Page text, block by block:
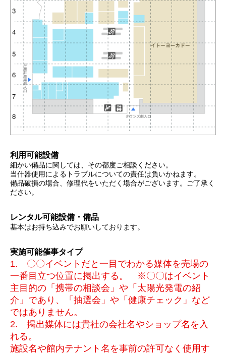
利用可能設備
細かい備品に関しては、その都度ご相談ください。
当什器使用によるトラブルについての責任は負いかねます。
備品破損の場合、修理代をいただく場合がございます。ご了承く
ださい。
レンタル可能設備・備品
基本はお持ち込みでお願いしております。
実施可能催事タイプ
1. 〇〇イベントだと一目でわかる媒体を売場の
一番目立つ位置に掲出する。 ※〇〇はイベント
主目的の「携帯の相談会」や「太陽光発電の紹
介」であり、「抽選会」や「健康チェック」など
ではありません。
2. 掲出媒体には貴社の会社名やショップ名を入
れる。
施設名や館内テナント名を事前の許可なく使用す